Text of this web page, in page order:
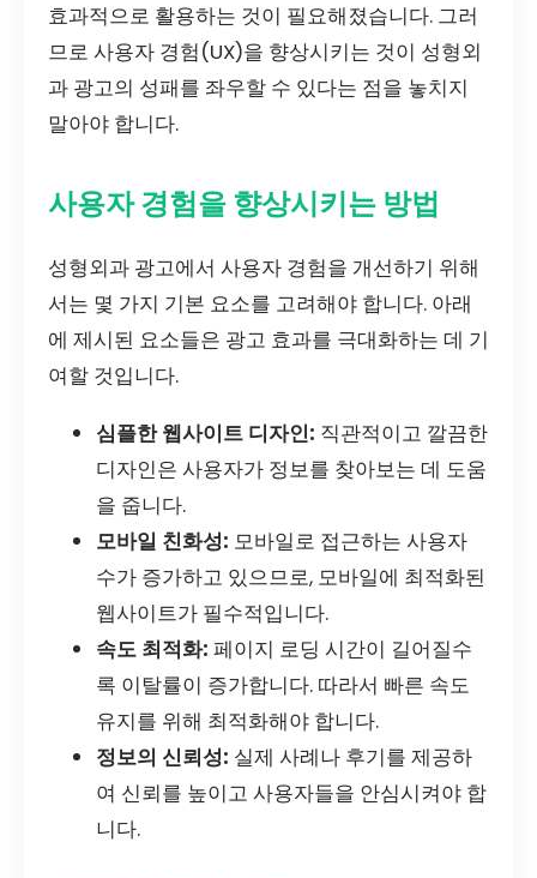
효과적으로 활용하는 것이 필요해졌습니다. 그러
므로 사용자 경험(UX)을 향상시키는 것이 성형외
과 광고의 성패를 좌우할 수 있다는 점을 놓치지
말아야 합니다.
사용자 경험을 향상시키는 방법
성형외과 광고에서 사용자 경험을 개선하기 위해
서는 몇 가지 기본 요소를 고려해야 합니다. 아래
에 제시된 요소들은 광고 효과를 극대화하는 데 기
여할 것입니다.
심플한 웹사이트 디자인: 직관적이고 깔끔한
디자인은 사용자가 정보를 찾아보는 데 도움
을 줍니다.
모바일 친화성: 모바일로 접근하는 사용자
수가 증가하고 있으므로, 모바일에 최적화된
웹사이트가 필수적입니다.
속도 최적화: 페이지 로딩 시간이 길어질수
록 이탈률이 증가합니다. 따라서 빠른 속도
유지를 위해 최적화해야 합니다.
정보의 신뢰성: 실제 사례나 후기를 제공하
여 신뢰를 높이고 사용자들을 안심시켜야 합
니다.